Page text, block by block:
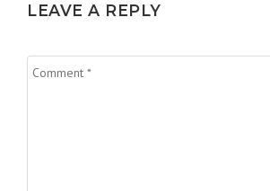
LEAVE A REPLY